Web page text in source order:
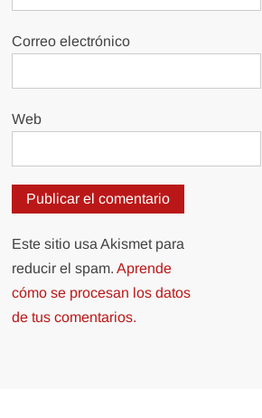
Correo electrónico
Web
Este sitio usa Akismet para
reducir el spam.Aprende
cómo se procesan los datos
de tus comentarios.